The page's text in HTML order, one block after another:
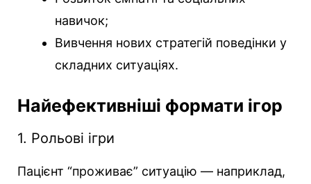
навичок;
Вивчення нових стратегій поведінки у
складних ситуаціях.
Найефективніші формати ігор
1. Рольові ігри
Пацієнт “проживає” ситуацію — наприклад,